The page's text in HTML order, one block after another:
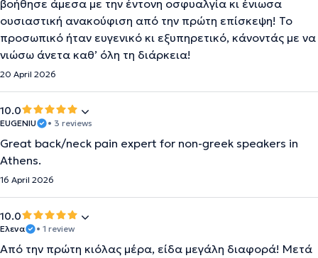
βοήθησε άμεσα με την έντονη οσφυαλγία κι ένιωσα
ουσιαστική ανακούφιση από την πρώτη επίσκεψη! Το
προσωπικό ήταν ευγενικό κι εξυπηρετικό, κάνοντάς με να
νιώσω άνετα καθ’ όλη τη διάρκεια!
20 April 2026
10.0
EUGENIU • 3 reviews
Great back/neck pain expert for non-greek speakers in
Athens.
16 April 2026
10.0
Έλενα • 1 review
Από την πρώτη κιόλας μέρα, είδα μεγάλη διαφορά! Μετά